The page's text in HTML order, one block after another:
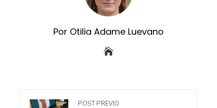
Por Otilia Adame Luevano
POST PREVIO